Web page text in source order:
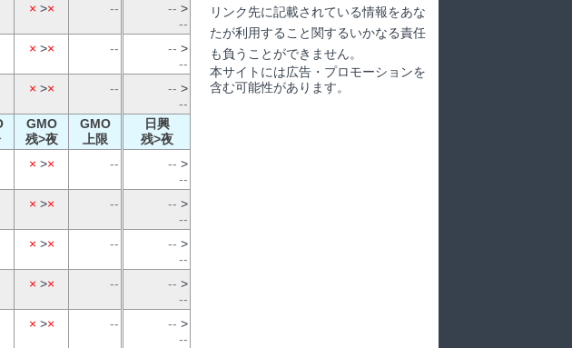
× >× -- -- >
--
× >× -- -- >
--
× >× -- -- >
--
GMO
残>夜
GMO
上限
日興
残>夜
× >× -- -- >
--
× >× -- -- >
--
× >× -- -- >
--
× >× -- -- >
--
× >× -- -- >
--
リンク先に記載されている情報をあな
たが利用すること関するいかなる責任
も負うことができません。
本サイトには広告・プロモーションを
含む可能性があります。